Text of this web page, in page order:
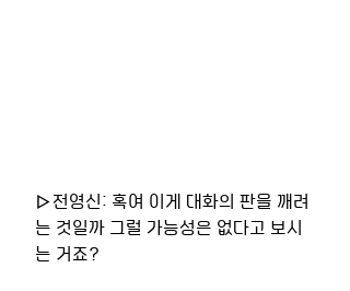
▷전영신: 혹여 이게 대화의 판을 깨려
는 것일까 그럴 가능성은 없다고 보시
는 거죠?